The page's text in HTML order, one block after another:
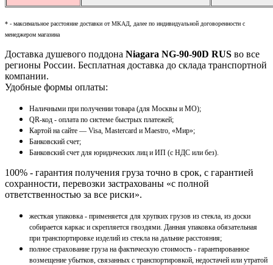
* - максимальное расстояние доставки от МКАД, далее по индивидуальной договоренности с
менеджером магазина
Доставка душевого поддона Niagara NG-90-90D RUS во все
регионы России. Бесплатная доставка до склада транспортной
компании.
Удобные формы оплаты:
Наличными при получении товара (для Москвы и МО);
QR-код - оплата по системе быстрых платежей;
Картой на сайте — Visa, Mastercard и Maestro, «Мир»;
Банковский счет;
Банковский счет для юридических лиц и ИП (с НДС или без).
100% - гарантия получения груза точно в срок, с гарантией
сохранности, перевозки застрахованы «с полной
ответственностью за все риски».
жесткая упаковка - применяется для хрупких грузов из стекла, из доски
собирается каркас и скрепляется гвоздями. Данная упаковка обязательная
при транспортировке изделий из стекла на дальние расстояния;
полное страхование груза на фактическую стоимость - гарантированное
возмещение убытков, связанных с транспортировкой, недостачей или утратой